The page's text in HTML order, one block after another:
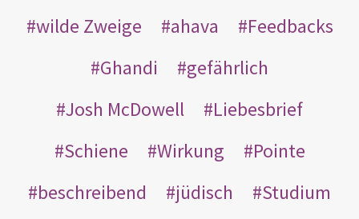
wilde Zweige ahava
Feedbacks
Ghandi
gefährlich
Josh McDowell
Liebesbrief
Schiene
Wirkung
Pointe
beschreibend
jüdisch
Studium